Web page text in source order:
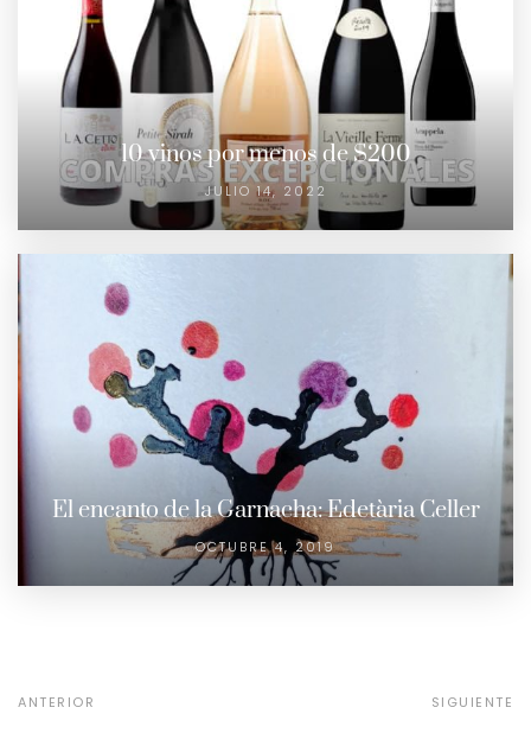
10 vinos por menos de $200
JULIO 14, 2022
El encanto de la Garnacha: Edetària Celler
OCTUBRE 4, 2019
ANTERIOR SIGUIENTE